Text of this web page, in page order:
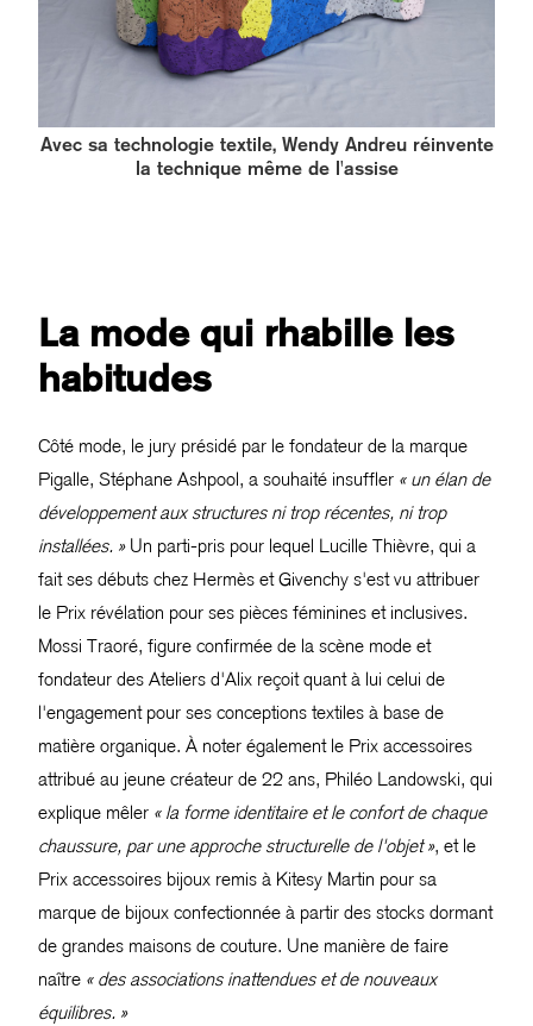
Avec sa technologie textile, Wendy Andreu réinvente
la technique même de l'assise
La mode qui rhabille les
habitudes
Côté mode, le jury présidé par le fondateur de la marque
Pigalle, Stéphane Ashpool, a souhaité insuffler « un élan de
développement aux structures ni trop récentes, ni trop
installées. »Un parti-pris pour lequel Lucille Thièvre, qui a
fait ses débuts chez Hermès et Givenchy s'est vu attribuer
le Prix révélation pour ses pièces féminines et inclusives.
Mossi Traoré, figure confirmée de la scène mode et
fondateur des Ateliers d'Alix reçoit quant à lui celui de
l'engagement pour ses conceptions textiles à base de
matière organique. À noter également le Prix accessoires
attribué au jeune créateur de 22 ans, Philéo Landowski, qui
explique mêler « la forme identitaire et le confort de chaque
chaussure, par une approche structurelle de l'objet », et le
Prix accessoires bijoux remis à Kitesy Martin pour sa
marque de bijoux confectionnée à partir des stocks dormant
de grandes maisons de couture. Une manière de faire
naître « des associations inattendues et de nouveaux
équilibres. »